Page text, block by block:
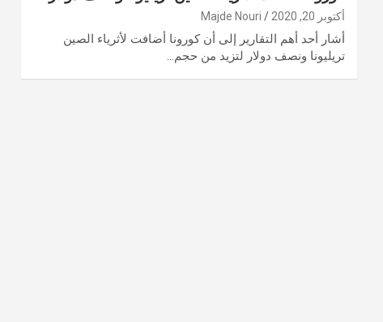
أكتوبر 20, 2020 Majde Nouri
أشار أحد أهم التقارير إلى أن كورونا أضافت لأثرياء الصين
تريليونا ونصف دولار لتزيد من حجم…